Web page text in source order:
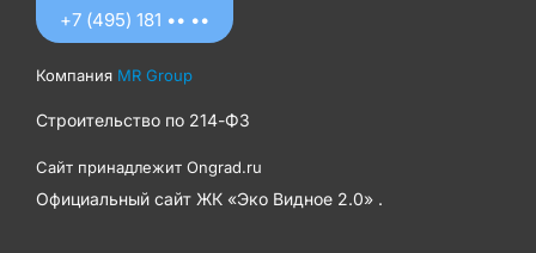
+7 (495) 181 •• ••
Компания MR Group
Строительство по 214-ФЗ
Сайт принадлежит Ongrad.ru
Официальный сайт ЖК «Эко Видное 2.0» .